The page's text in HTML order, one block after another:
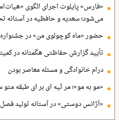
«فارس» پایلوت اجرای الگوی
می‌شود؛ سعدیه و حافظیه در آستانه
حضور «ماه کوچولوی من» در جشنواره
تأیید گزارش حفاظتی هگمتانه در
درام خانوادگی و مسئله معاصر بودن
«مو به مو»؛ مر ثیه ای بر ای طبقه
«آژانس دوستی» در آستانه تولید